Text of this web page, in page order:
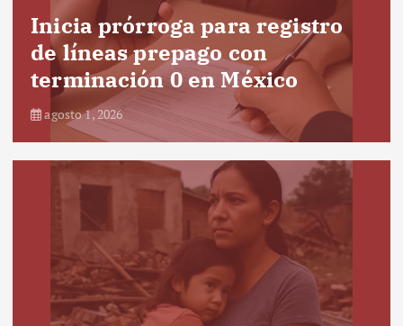
Inicia prórroga para registro
de líneas prepago con
terminación 0 en México
agosto 1, 2026